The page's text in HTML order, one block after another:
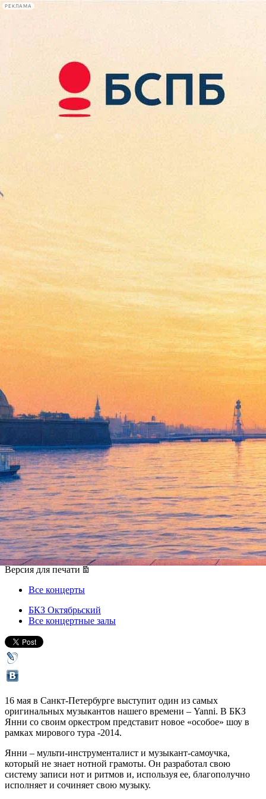
РЕКЛАМА
Сегодня:
2026.08.08
03:37
Афиша Plus
Легендарный Yanni и его
оркестр представят
Петербургу "особое" шоу
16 мая 2014, пятница,19.00
Версия для печати
Все концерты
БКЗ Октябрьский
Все концертные залы
16 мая в Санкт-Петербурге выступит один из самых
оригинальных музыкантов нашего времени – Yanni. В БКЗ
Янни со своим оркестром представит новое «особое» шоу в
рамках мирового тура -2014.
Янни – мульти-инструменталист и музыкант-самоучка,
который не знает нотной грамоты. Он разработал свою
систему записи нот и ритмов и, используя ее, благополучно
исполняет и сочиняет свою музыку.